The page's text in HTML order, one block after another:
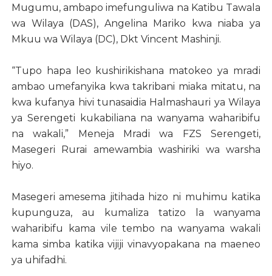
Mugumu, ambapo imefunguliwa na Katibu Tawala
wa Wilaya (DAS), Angelina Mariko kwa niaba ya
Mkuu wa Wilaya (DC), Dkt Vincent Mashinji.
“Tupo hapa leo kushirikishana matokeo ya mradi
ambao umefanyika kwa takribani miaka mitatu, na
kwa kufanya hivi tunasaidia Halmashauri ya Wilaya
ya Serengeti kukabiliana na wanyama waharibifu
na wakali,” Meneja Mradi wa FZS Serengeti,
Masegeri Rurai amewambia washiriki wa warsha
hiyo.
Masegeri amesema jitihada hizo ni muhimu katika
kupunguza, au kumaliza tatizo la wanyama
waharibifu kama vile tembo na wanyama wakali
kama simba katika vijiji vinavyopakana na maeneo
ya uhifadhi.